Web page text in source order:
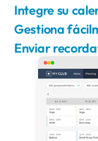
Integre su
Gestiona
Enviar